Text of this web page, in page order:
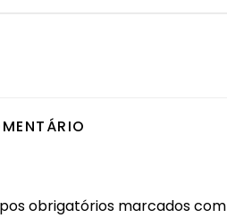
obrigatórios marcados com